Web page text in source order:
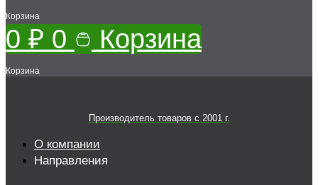
Корзина
0 ₽ 0 Корзина
Корзина
Производитель товаров c 2001 г.
О компании
Направления